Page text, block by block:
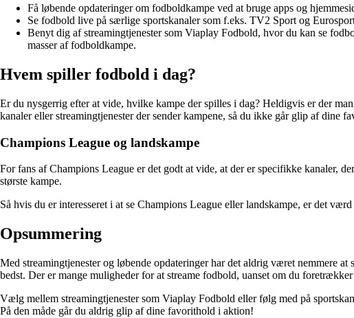
Få løbende opdateringer om fodboldkampe ved at bruge apps og
Se fodbold live på særlige sportskanaler som f.eks. TV2 Sport og
Benyt dig af streamingtjenester som Viaplay Fodbold, hvor du kan se
masser af fodboldkampe.
Hvem spiller fodbold i dag?
Er du nysgerrig efter at vide, hvilke kampe der spilles i dag? Heldigvis er der
kanaler eller streamingtjenester der sender kampene, så du ikke går glip af dine
Champions League og landskampe
For fans af Champions League er det godt at vide, at der er specifikke kanaler,
største kampe.
Så hvis du er interesseret i at se Champions League eller landskampe, er det
Opsummering
Med streamingtjenester og løbende opdateringer har det aldrig været nemmere
bedst. Der er mange muligheder for at streame fodbold, uanset om du
Vælg mellem streamingtjenester som Viaplay Fodbold eller følg med på
På den måde går du aldrig glip af dine favorithold i aktion!